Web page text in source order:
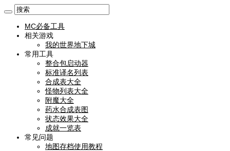
MC必备工具
相关游戏
我的世界地下城
常用工具
整合包启动器
标准译名列表
合成表大全
怪物列表大全
附魔大全
药水合成表图
状态效果大全
成就一览表
常见问题
地图存档使用教程